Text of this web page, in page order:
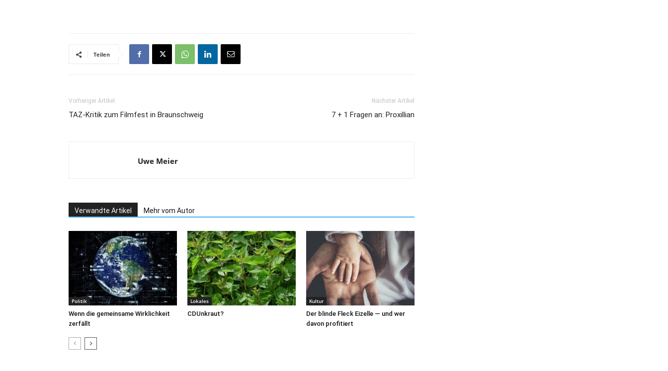
Teilen
Vorheriger Artikel
TAZ-Kritik zum Filmfest in Braunschweig
Nächster Artikel
7 + 1 Fragen an: Proxillian
Uwe Meier
Verwandte Artikel Mehr vom Autor
Politik
Wenn die gemeinsame Wirklichkeit
zerfällt
Lokales
CDUnkraut?
Kultur
Der blinde Fleck Eizelle — und wer
davon profitiert